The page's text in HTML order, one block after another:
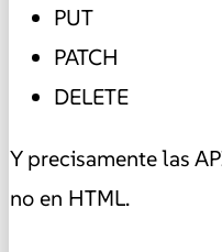
PUT
PATCH
DELETE
Y precisamente las
no en HTML.